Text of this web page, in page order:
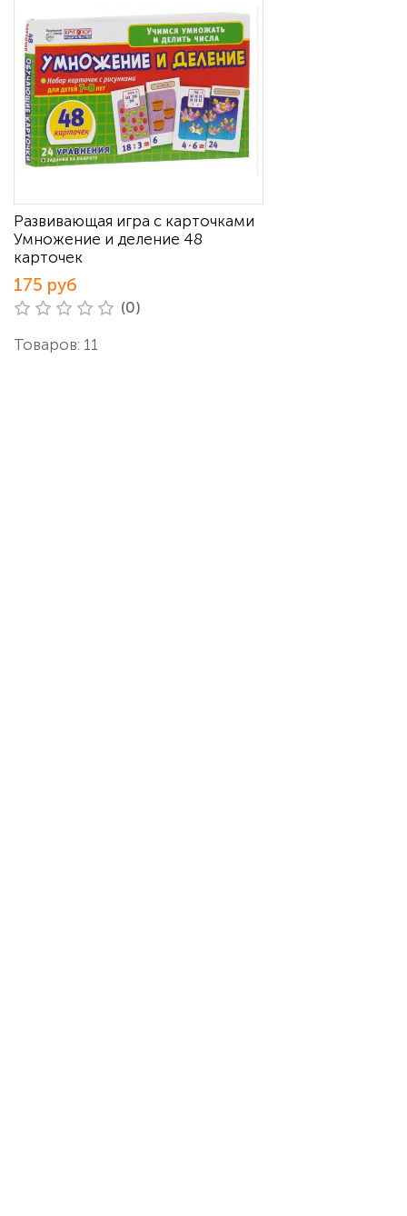
Развивающая игра с карточками
Умножение и деление 48
карточек
175 руб
(0)
Товаров: 11